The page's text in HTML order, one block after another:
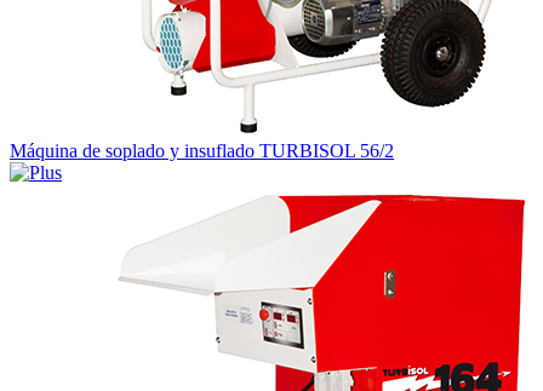
Máquina de soplado y insuflado TURBISOL 56/2